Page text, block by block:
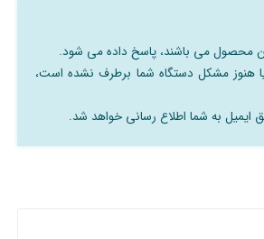
محصول می باشند، پاسخ داده می شود.
هنوز مشکل دستگاه شما برطرف نشده است،
ایمیل به شما اطلاع رسانی خواهد شد.